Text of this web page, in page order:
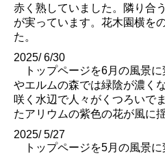
赤く熟していました。隣り合
が実っています。花木園横を
た。
2025/ 6/30
トップページを6月の風景に
やエルムの森では緑陰が濃く
咲く水辺で人々がくつろいで
たアリウムの紫色の花が風に
2025/ 5/27
トップページを5月の風景に